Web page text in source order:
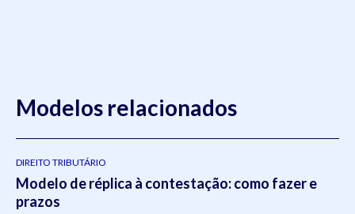
Modelos relacionados
DIREITO TRIBUTÁRIO
Modelo de réplica à contestação: como fazer e
prazos